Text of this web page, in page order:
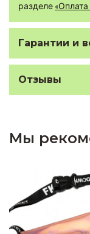
разделе
Гарантии и
Отзывы
Мы